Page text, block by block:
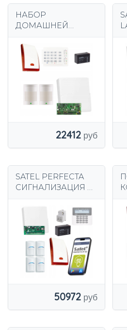
НАБОР
ДОМАШНЕЙ
PARADOX 2 ПИР-
ДЕТЕКТОРА
ДВИЖЕНИЯ PRO
PLUS SPECTRA
22412
SATEL PERFECTA
СИГНАЛИЗАЦИЯ С
ДЕТЕКТОРЫ
ДВИЖЕНИЯ BOSCH
ПРИЛОЖЕНИЕ
ДЛЯ ТЕЛЕФОНА
50972